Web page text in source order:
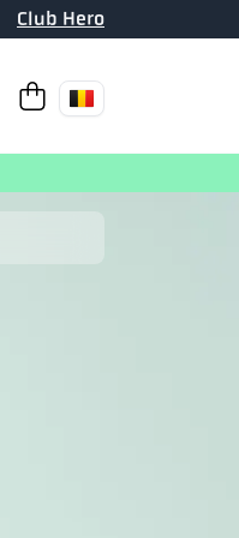
Club Hero
Naar afrekenen